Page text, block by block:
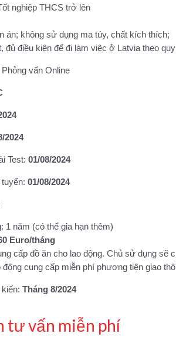
nghiệp THCS trở lên
án; không sử dụng ma túy, chất kích thích;
đủ điều kiện để đi làm việc ở Latvia theo
vấn Online
2024
Test: 01/08/2024
01/08/2024
1 năm (có thể gia hạn thêm)
Euro/tháng
cấp đồ ăn cho lao động. Chủ sử dụng
cung cấp miễn phí phương tiện giao
Tháng 8/2024
tư vấn miễn phí